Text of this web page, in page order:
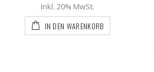
Inkl. 20% MwSt.
IN DEN WARENKORB